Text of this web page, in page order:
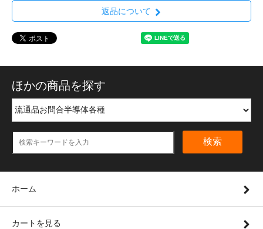
返品について
ほかの商品を探す
検索
ホーム
カートを見る